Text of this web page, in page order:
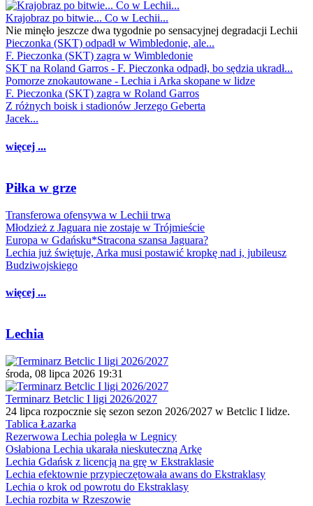
Krajobraz po bitwie... Co w Lechii...
Nie minęło jeszcze dwa tygodnie po sensacyjnej degradacji Lechii
Pieczonka (SKT) odpadł w Wimbledonie, ale...
F. Pieczonka (SKT) zagra w Wimbledonie
SKT na Roland Garros - F. Pieczonka odpadł, bo sędzia ukradł...
Pomorze znokautowane - Lechia i Arka skopane w lidze
F. Pieczonka (SKT) zagra w Roland Garros
Z różnych boisk i stadionów Jerzego Geberta
Jacek...
więcej ...
Piłka w grze
Transferowa ofensywa w Lechii trwa
Młodzież z Jaguara nie zostaje w Trójmieście
Europa w Gdańsku*Stracona szansa Jaguara?
Lechia już świętuje, Arka musi postawić kropkę nad i, jubileusz
Budziwojskiego
więcej ...
Lechia
środa, 08 lipca 2026 19:31
Terminarz Betclic I ligi 2026/2027
24 lipca rozpocznie się sezon sezon 2026/2027 w Betclic I lidze.
Tablica Łazarka
Rezerwowa Lechia poległa w Legnicy
Osłabiona Lechia ukarała nieskuteczną Arkę
Lechia Gdańsk z licencją na grę w Ekstraklasie
Lechia efektownie przypieczętowała awans do Ekstraklasy
Lechia o krok od powrotu do Ekstraklasy
Lechia rozbita w Rzeszowie